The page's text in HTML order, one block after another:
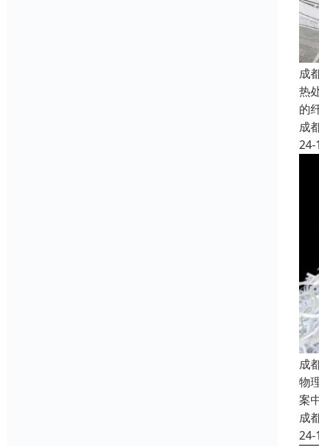
成
热
的
成
24-
成
物
案
成
24-